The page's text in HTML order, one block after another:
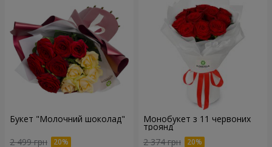
Букет "Молочний шоколад"
2 499 грн
Монобукет з 11 червоних
троянд
2 374 грн